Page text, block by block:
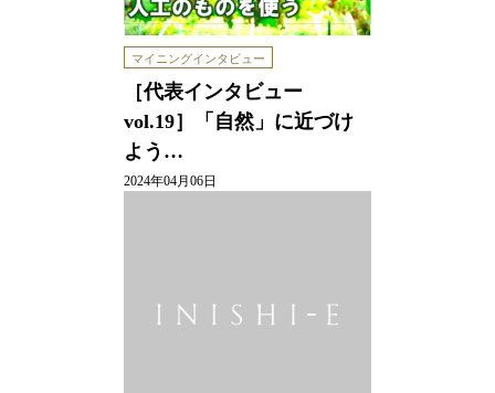
マイニングインタビュー
［代表インタビュー
vol.19］「自然」に近づけ
よう…
2024年04月06日